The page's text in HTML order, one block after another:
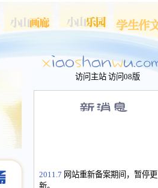
访问主站 访问08版
2011.7 网站重新备案期间，暂停更
新。